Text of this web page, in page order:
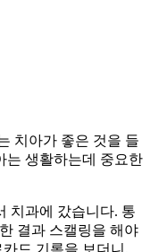
치아가 좋은 것을 들
는 생활하는데 중요한
치과에 갔습니다. 통
결과 스캘링을 해야